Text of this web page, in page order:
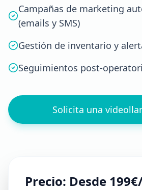
Campañas de marketing
(emails y SMS)
Gestión de inventario y
Seguimientos post-
Solicita una
Precio: Desde